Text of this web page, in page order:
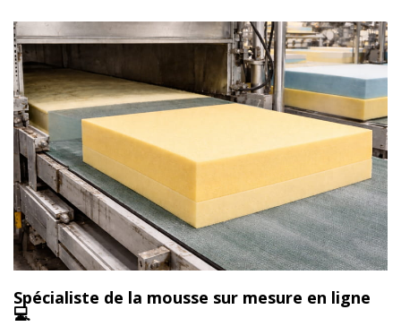
Spécialiste de la mousse sur mesure en ligne
💻